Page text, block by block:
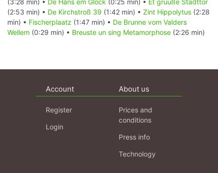
(2:53 min) • De Kirchstroß 39 (1:42 min) • Zint Hippolytus (2:28
min) • Fischerplaatz (1:47 min) • De Brunne vom Valders
Wellem (0:29 min) • Breuste un sing Metamorphose (2:26 min)
Account
Register
Login
About us
Prices and
conditions
Press info
Technology